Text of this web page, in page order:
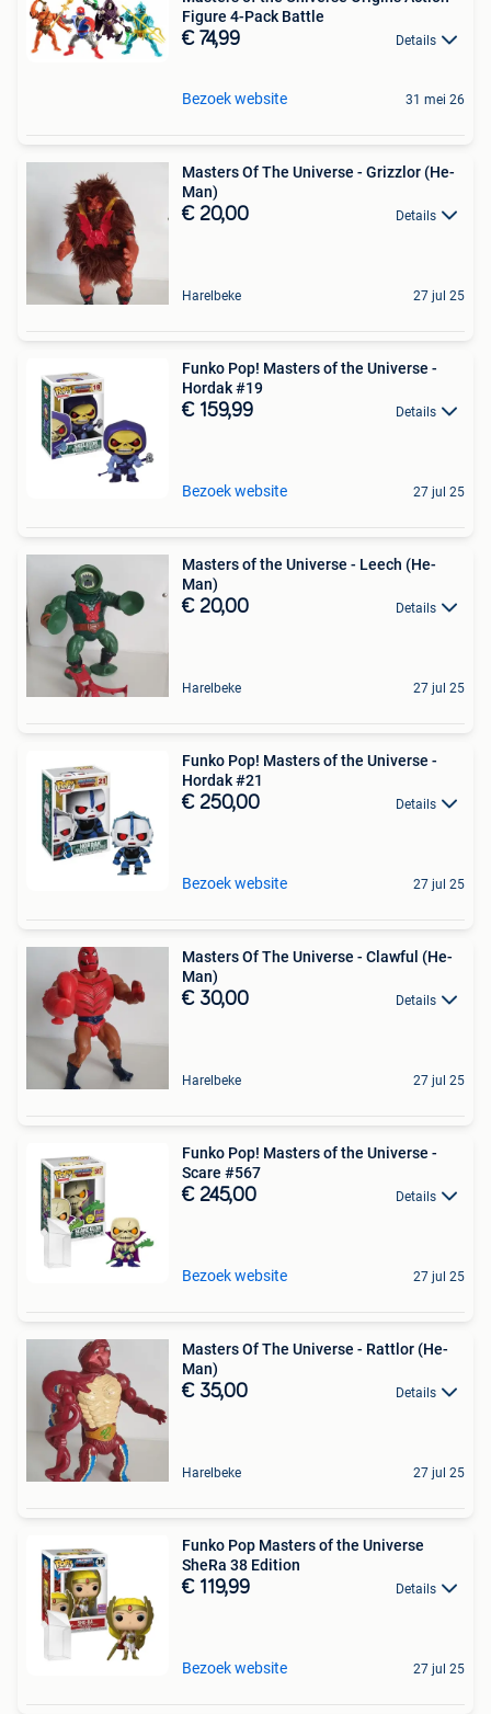
Figure 4-Pack Battle
€ 74,99 Details
Bezoek website 31 mei 26
Masters Of The Universe - Grizzlor (He-
Man)
€ 20,00 Details
Harelbeke 27 jul 25
Funko Pop! Masters of the Universe -
Hordak #19
€ 159,99 Details
Bezoek website 27 jul 25
Masters of the Universe - Leech (He-
Man)
€ 20,00 Details
Harelbeke 27 jul 25
Funko Pop! Masters of the Universe -
Hordak #21
€ 250,00 Details
Bezoek website 27 jul 25
Masters Of The Universe - Clawful (He-
Man)
€ 30,00 Details
Harelbeke 27 jul 25
Funko Pop! Masters of the Universe -
Scare #567
€ 245,00 Details
Bezoek website 27 jul 25
Masters Of The Universe - Rattlor (He-
Man)
€ 35,00 Details
Harelbeke 27 jul 25
Funko Pop Masters of the Universe
SheRa 38 Edition
€ 119,99 Details
Bezoek website 27 jul 25